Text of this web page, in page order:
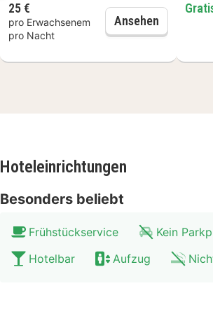
entfernt. Einkaufsliebhaber sind
Düsseldorf hat eine sehr
entspannen möchtest, kannst du
25 €
pro Erwachsenem
pro Nacht
Ansehen
Hoteleinrichtungen
Besonders beliebt
Frühstückservice Kein
Hotelbar
Aufzug